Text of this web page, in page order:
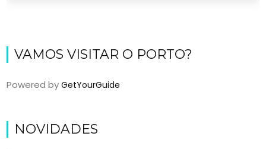
VAMOS VISITAR O PORTO?
Powered byGetYourGuide
NOVIDADES